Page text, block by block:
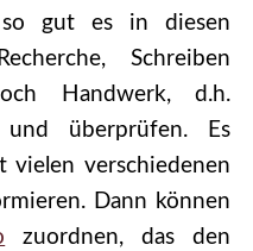
so gut es in diesen
Schreiben
Handwerk, d.h.
und überprüfen. Es
vielen verschiedenen
Dann können
zuordnen, das den